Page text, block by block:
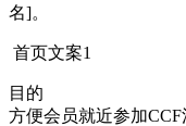
名]。
首页文案1
目的
方便会员就近参加